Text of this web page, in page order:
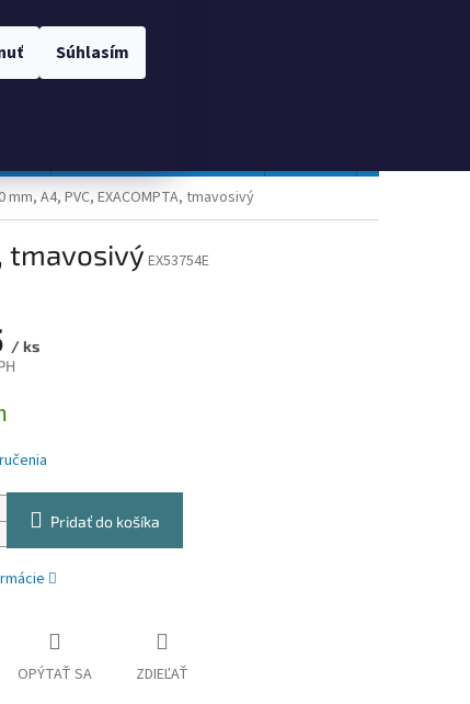
Súhlasím
mm, A4, PVC, EXACOMPTA, tmavosivý
tmavosivý EX53754E
/ ks
Pridať do košíka
OPÝTAŤ SA ZDIEĽAŤ